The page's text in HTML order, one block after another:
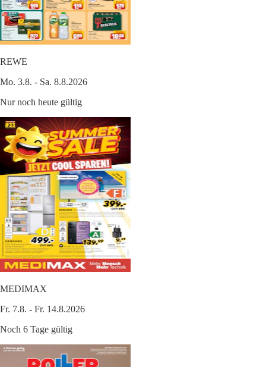
REWE
Mo. 3.8. - Sa. 8.8.2026
Nur noch heute gültig
MEDIMAX
Fr. 7.8. - Fr. 14.8.2026
Noch 6 Tage gültig